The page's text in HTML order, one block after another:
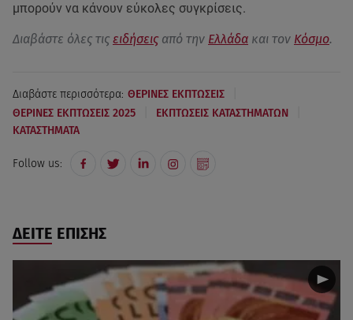
μπορούν να κάνουν εύκολες συγκρίσεις.
Διαβάστε όλες τις ειδήσεις από την Ελλάδα και τον Κόσμο.
Διαβάστε περισσότερα: ΘΕΡΙΝΕΣ ΕΚΠΤΩΣΕΙΣ
ΘΕΡΙΝΕΣ ΕΚΠΤΩΣΕΙΣ 2025 ΕΚΠΤΩΣΕΙΣ ΚΑΤΑΣΤΗΜΑΤΩΝ
ΚΑΤΑΣΤΗΜΑΤΑ
Follow us:
ΔΕΙΤΕ ΕΠΙΣΗΣ